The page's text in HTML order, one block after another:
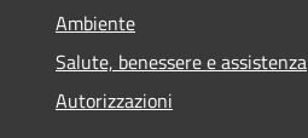
Ambiente
Salute, benessere e assistenza
Autorizzazioni